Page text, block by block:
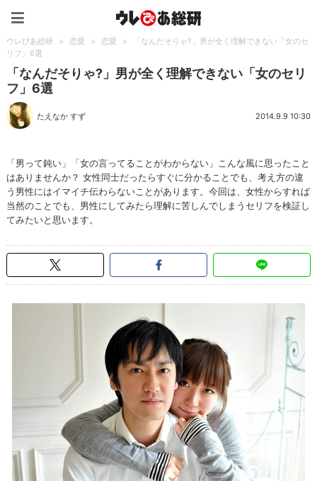
ウレぴあ総研 > 恋愛 > 恋愛 >
「なんだそりゃ?」男が全く理解できない「女のセ
リフ」6選
「なんだそりゃ?」男が全く理解できない「女のセリ
フ」6選
たえなか すず 2014.9.9 10:30
「男って鈍い」「女の言ってることがわからない」こんな風に思ったこと
はありませんか？ 女性同士だったらすぐに分かることでも、考え方の違
う男性にはイマイチ伝わらないことがあります。今回は、女性からすれば
当然のことでも、男性にしてみたら理解に苦しんでしまうセリフを検証し
てみたいと思います。